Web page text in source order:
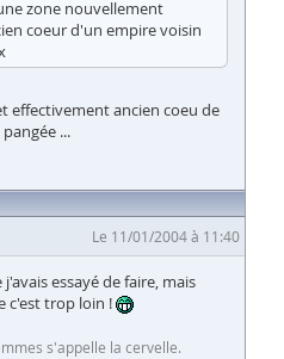
zone nouvellement
coeur d'un empire voisin
effectivement ancien coeu de
...
Le 11/01/2004 à 11:40
essayé de faire, mais
c'est trop loin !
s'appelle la cervelle.